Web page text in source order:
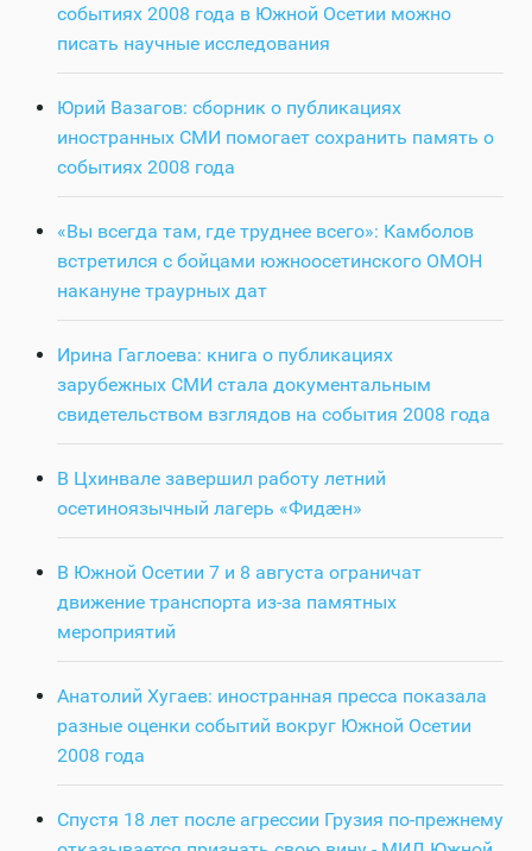
событиях 2008 года в Южной Осетии можно
писать научные исследования
Юрий Вазагов: сборник о публикациях
иностранных СМИ помогает сохранить память о
событиях 2008 года
«Вы всегда там, где труднее всего»: Камболов
встретился с бойцами южноосетинского ОМОН
накануне траурных дат
Ирина Гаглоева: книга о публикациях
зарубежных СМИ стала документальным
свидетельством взглядов на события 2008 года
В Цхинвале завершил работу летний
осетиноязычный лагерь «Фидӕн»
В Южной Осетии 7 и 8 августа ограничат
движение транспорта из-за памятных
мероприятий
Анатолий Хугаев: иностранная пресса показала
разные оценки событий вокруг Южной Осетии
2008 года
Спустя 18 лет после агрессии Грузия по-прежнему